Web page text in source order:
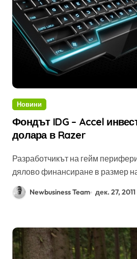
Новини
Фондът IDG – Accel
долара в Razer
Разработчикът на гейм периферия Razer ще получи
дялово финансиране в размер
Newbusiness Team дек. 27, 2011